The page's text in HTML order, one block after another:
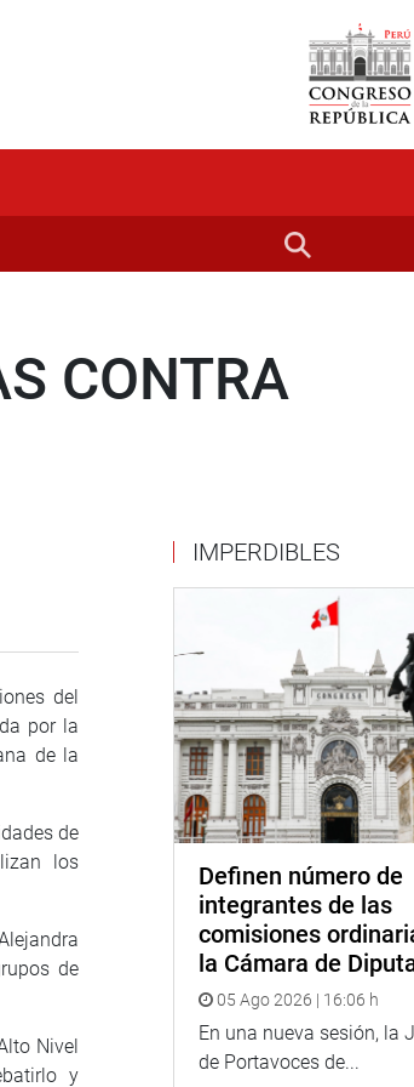
CONTRA
del
por la
de la
de
los
de
Nivel
y
IMPERDIBLES
Definen número de
integrantes de las
comisiones
la Cámara de
05 Ago 2026 | 16:06 h
En una nueva sesión, la
de Portavoces de...